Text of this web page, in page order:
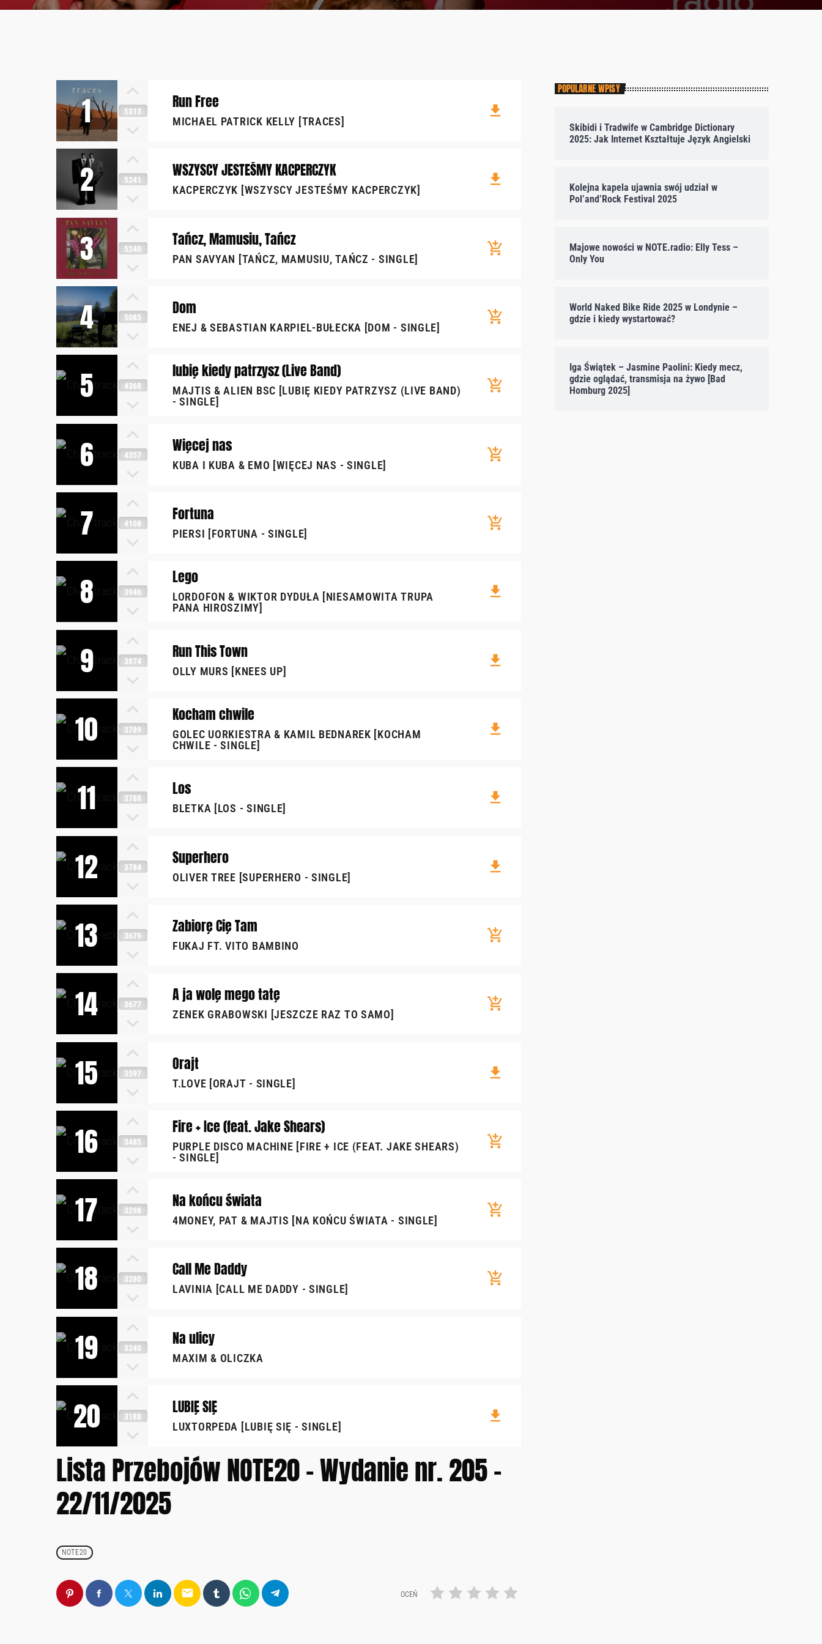
1 5313 Run Free
MICHAEL PATRICK KELLY [TRACES]
file_download
2 5241 WSZYSCY JESTEŚMY KACPERCZYK
KACPERCZYK [WSZYSCY JESTEŚMY KACPERCZYK]
file_download
3 5240 Tańcz, Mamusiu, Tańcz
PAN SAVYAN [TAŃCZ, MAMUSIU, TAŃCZ - SINGLE]
add_shopping_cart
4 5085 Dom
ENEJ & SEBASTIAN KARPIEL-BUŁECKA [DOM - SINGLE]
add_shopping_cart
5 4368
lubię kiedy patrzysz (Live Band)
MAJTIS & ALIEN BSC [LUBIĘ KIEDY PATRZYSZ (LIVE BAND)
- SINGLE]
add_shopping_cart
6 4357 Więcej nas
KUBA I KUBA & EMO [WIĘCEJ NAS - SINGLE]
add_shopping_cart
7 4108 Fortuna
PIERSI [FORTUNA - SINGLE]
add_shopping_cart
8 3946
Lego
LORDOFON & WIKTOR DYDUŁA [NIESAMOWITA TRUPA
PANA HIROSZIMY]
file_download
9 3874 Run This Town
OLLY MURS [KNEES UP]
file_download
10 3789
Kocham chwile
GOLEC UORKIESTRA & KAMIL BEDNAREK [KOCHAM
CHWILE - SINGLE]
file_download
11 3788 Los
BLETKA [LOS - SINGLE]
file_download
12 3784 Superhero
OLIVER TREE [SUPERHERO - SINGLE]
file_download
13 3679 Zabiorę Cię Tam
FUKAJ FT. VITO BAMBINO
add_shopping_cart
14 3677 A ja wolę mego tatę
ZENEK GRABOWSKI [JESZCZE RAZ TO SAMO]
add_shopping_cart
15 3597 Orajt
T.LOVE [ORAJT - SINGLE]
file_download
16 3485
Fire + Ice (feat. Jake Shears)
PURPLE DISCO MACHINE [FIRE + ICE (FEAT. JAKE SHEARS)
- SINGLE]
add_shopping_cart
17 3298 Na końcu świata
4MONEY, PAT & MAJTIS [NA KOŃCU ŚWIATA - SINGLE]
add_shopping_cart
18 3280 Call Me Daddy
LAVINIA [CALL ME DADDY - SINGLE]
add_shopping_cart
19 3240 Na ulicy
MAXIM & OLICZKA
20 3188 LUBIĘ SIĘ
LUXTORPEDA [LUBIĘ SIĘ - SINGLE]
file_download
Lista Przebojów NOTE20 – Wydanie nr. 205 –
22/11/2025
NOTE20
email OCEŃ
POPULARNE WPISY
Skibidi i Tradwife w Cambridge Dictionary
2025: Jak Internet Kształtuje Język Angielski
Kolejna kapela ujawnia swój udział w
Pol’and’Rock Festival 2025
Majowe nowości w NOTE.radio: Elly Tess –
Only You
World Naked Bike Ride 2025 w Londynie –
gdzie i kiedy wystartować?
Iga Świątek – Jasmine Paolini: Kiedy mecz,
gdzie oglądać, transmisja na żywo [Bad
Homburg 2025]